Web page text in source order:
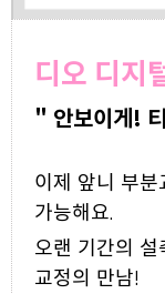
디오 디지
" 안보이게!
이제 앞니 부
가능해요.
오랜 기간의 설
교정의 만남!